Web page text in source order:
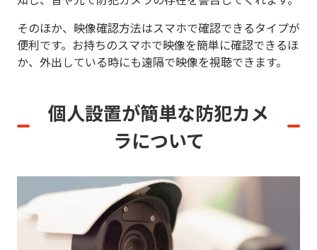
そのほか、映像確認方法はスマホで確認できるタイプが
便利です。お持ちのスマホで映像を簡単に確認できるほ
か、外出している時にも遠隔で映像を視聴できます。
個人設置が簡単な防犯カメ
ラについて